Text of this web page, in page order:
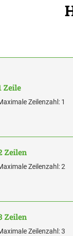
Zeile
Zeilenzahl: 1
Zeilen
Zeilenzahl: 2
Zeilen
Zeilenzahl: 3